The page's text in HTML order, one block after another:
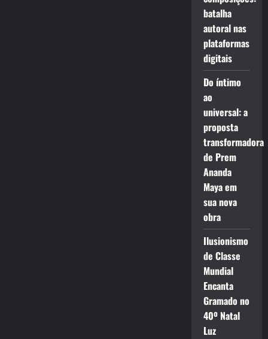
batalha
autoral nas
plataformas
digitais
Do íntimo
ao
universal: a
proposta
transformadora
de Prem
Ananda
Maya em
sua nova
obra
Ilusionismo
de Classe
Mundial
Encanta
Gramado no
40º Natal
Luz